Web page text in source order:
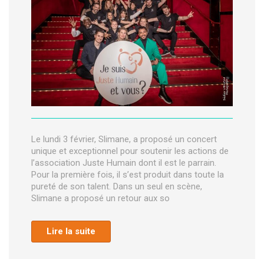
Le lundi 3 février, Slimane, a proposé un concert
unique et exceptionnel pour soutenir les actions de
l’association Juste Humain dont il est le parrain.
Pour la première fois, il s’est produit dans toute la
pureté de son talent. Dans un seul en scène,
Slimane a proposé un retour aux so
Lire la suite